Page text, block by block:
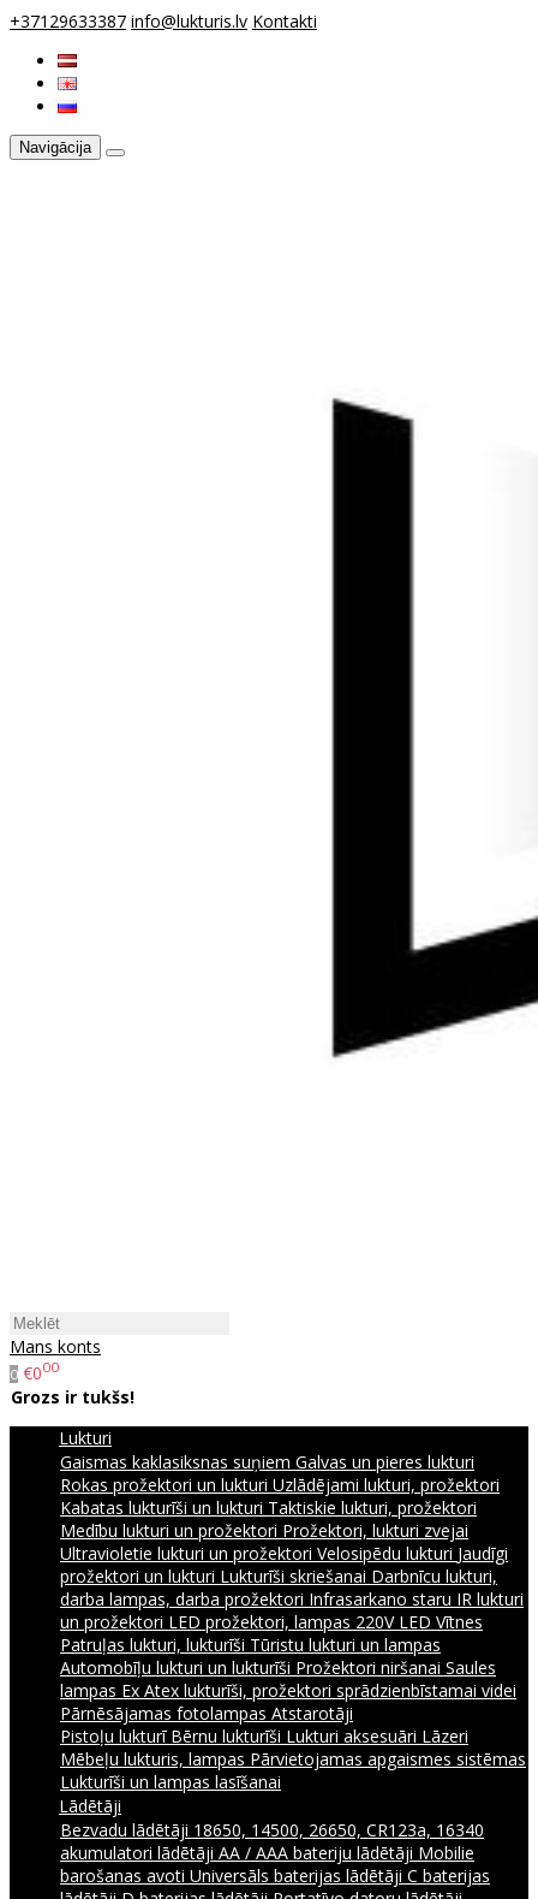
+37129633387 info@lukturis.lv Kontakti
Navigācija
Mans konts
0 €000
Grozs ir tukšs!
Lukturi
Gaismas kaklasiksnas suņiem Galvas un pieres lukturi
Rokas prožektori un lukturi Uzlādējami lukturi, prožektori
Kabatas lukturīši un lukturi Taktiskie lukturi, prožektori
Medību lukturi un prožektori Prožektori, lukturi zvejai
Ultravioletie lukturi un prožektori Velosipēdu lukturi Jaudīgi
prožektori un lukturi Lukturīši skriešanai Darbnīcu lukturi,
darba lampas, darba prožektori Infrasarkano staru IR lukturi
un prožektori LED prožektori, lampas 220V LED Vītnes
Patruļas lukturi, lukturīši Tūristu lukturi un lampas
Automobīļu lukturi un lukturīši Prožektori niršanai Saules
lampas Ex Atex lukturīši, prožektori sprādzienbīstamai videi
Pārnēsājamas fotolampas Atstarotāji
Pistoļu lukturī Bērnu lukturīši Lukturi aksesuāri Lāzeri
Mēbeļu lukturis, lampas Pārvietojamas apgaismes sistēmas
Lukturīši un lampas lasīšanai
Lādētāji
Bezvadu lādētāji 18650, 14500, 26650, CR123a, 16340
akumulatori lādētāji AA / AAA bateriju lādētāji Mobilie
barošanas avoti Universāls baterijas lādētāji C baterijas